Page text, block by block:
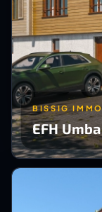
BISSIG
EFH